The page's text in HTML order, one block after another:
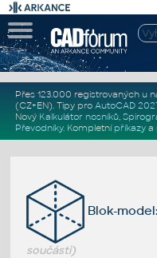
Přes 123.000 registrovaných u
(CZ+EN). Tipy pro AutoCAD
Nový Kalkulátor nosníků,
Převodníky. Kompletní příkazya
Blok-
součásti)